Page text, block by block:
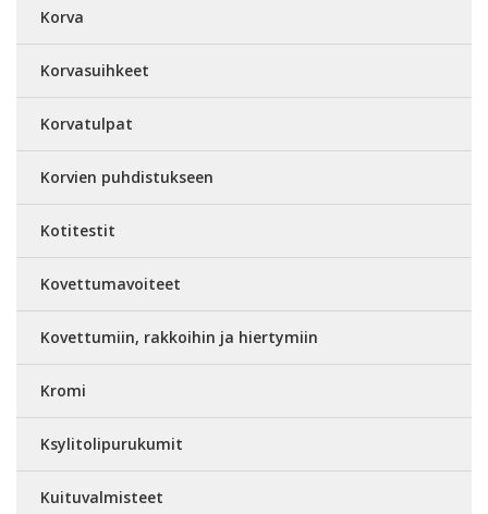
Korva
Korvasuihkeet
Korvatulpat
Korvien puhdistukseen
Kotitestit
Kovettumavoiteet
Kovettumiin, rakkoihin ja hiertymiin
Kromi
Ksylitolipurukumit
Kuituvalmisteet